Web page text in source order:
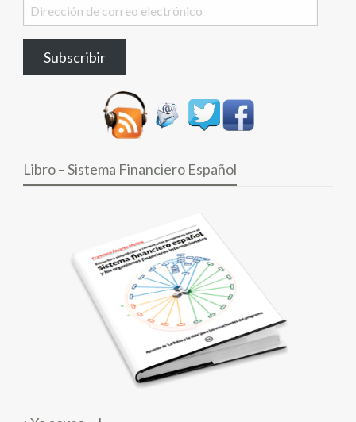
Dirección
de
electrónico
Subscribir
Libro – Sistema Financiero Español